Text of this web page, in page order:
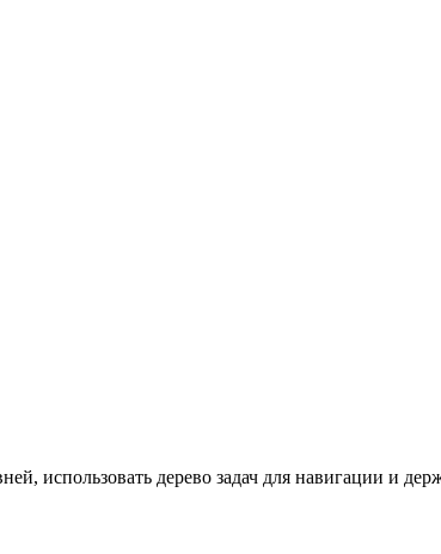
использовать дерево задач для навигации и